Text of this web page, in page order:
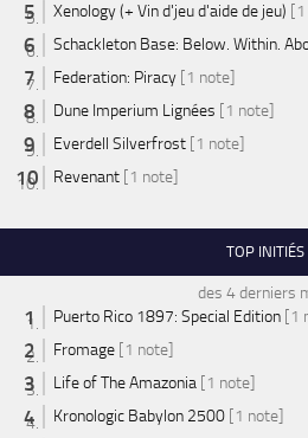
Xenology (+ Vin d'jeu d'aide de jeu)
Schackleton Base: Below. Within.
Federation: Piracy [1 note]
Dune Imperium Lignées [1 note]
Everdell Silverfrost [1 note]
Revenant [1 note]
TOP INITIÉS
des 4 derniers
Puerto Rico 1897: Special Edition [1
Fromage [1 note]
Life of The Amazonia [1 note]
Kronologic Babylon 2500 [1 note]